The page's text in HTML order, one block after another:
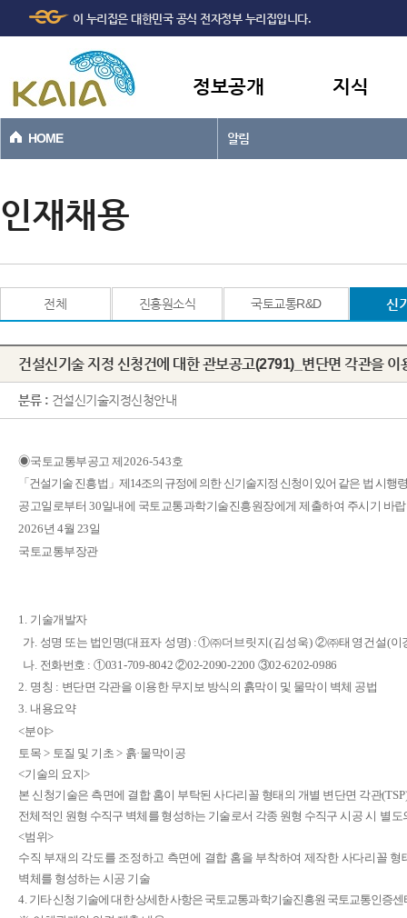
본문바로가기
이 누리집은 대한민국 공식 전자정부 누리집입니다.
정보공개 지식
HOME 알림
인재채용
전체 진흥원소식 국토교통R&D 신
건설신기술 지정 신청건에 대한 관보공고(2791)_변단면 각관을
분류 : 건설신기술지정신청안내
◉국토교통부공고 제2026-543호
「 건설기술 진흥법 」 제14조의 규정에 의한 신기술지정 신청이 있어 같은 법 시행
공고일로부터 30일내에 국토교통과학기술진흥원장에게 제출하여 주시기 바
2026년 4월 23일
국토교통부장관
1. 기술개발자
가. 성명 또는 법인 명(대표자 성명) :①㈜더브릿지(김성욱)②㈜태영건설(이
나. 전화번호 : ①031-709-8042②02-2090-2200 ③02-6202-0986
2. 명칭 : 변단면 각관을 이용한 무지보 방식의 흙막이 및 물막이 벽체 공법
3. 내용요약
<분야>
토목 > 토질 및 기초 > 흙·물막이공
<기술의 요지>
본 신청기술은 측면에 결합 홈이 부탁된 사다리꼴 형태의 개별 변단면 각관
전체적인 원형 수직구 벽체를 형성하는 기술로서 각종 원형 수직구 시공 시 별도
<범위>
수직 부재의 각도를 조정하고 측면에 결합 홈을 부착하여 제작한 사다리꼴 형
벽체를 형성하는 시공 기술
4. 기타 신청 기술에 대한 상세한 사항은 국토교통과학기술진흥원 국토교통인증센